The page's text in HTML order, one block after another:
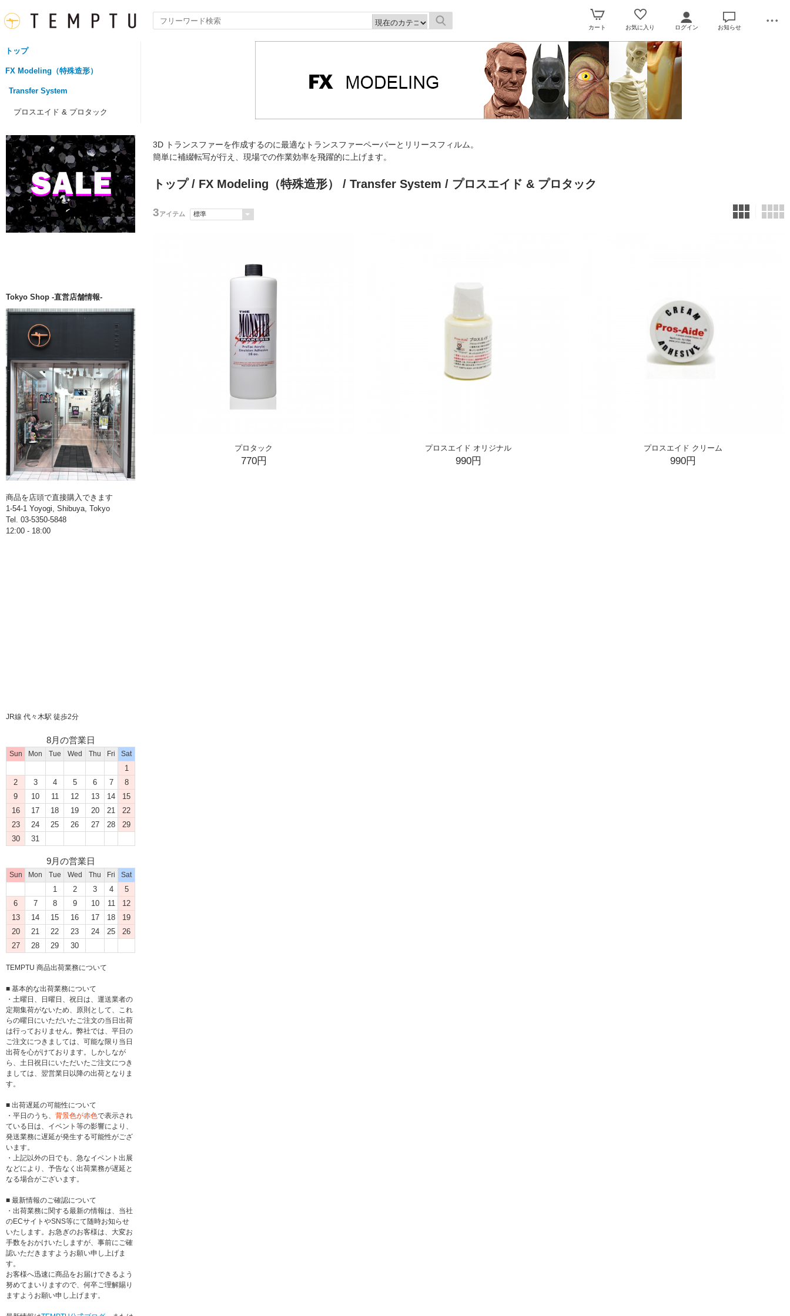
カート お気に入り ログイン お知らせ
トップ
FX Modeling（特殊造形）
Transfer System
プロスエイド & プロタック
Tokyo Shop -直営店舗情報-
商品を店頭で直接購入できます
1-54-1 Yoyogi, Shibuya, Tokyo
Tel. 03-5350-5848
12:00 - 18:00
JR線 代々木駅 徒歩2分
8月の営業日
Sun Mon Tue Wed Thu Fri Sat
1
2
3 4 5 6 7
8
9
10 11 12 13 14
15
16
17 18 19 20 21
22
23
24 25 26 27 28
29
30
31
9月の営業日
Sun Mon Tue Wed Thu Fri Sat
1 2 3 4
5
6
7 8 9 10 11
12
13
14 15 16 17 18
19
20
21 22 23 24 25
26
27
28 29 30
TEMPTU 商品出荷業務について
■ 基本的な出荷業務について
・土曜日、日曜日、祝日は、運送業者の
定期集荷がないため、原則として、これ
らの曜日にいただいたご注文の当日出荷
は行っておりません。弊社では、平日の
ご注文につきましては、可能な限り当日
出荷を心がけております。しかしなが
ら、土日祝日にいただいたご注文につき
ましては、翌営業日以降の出荷となりま
す。
■ 出荷遅延の可能性について
・平日のうち、 背景色が赤色で表示され
ている日は、イベント等の影響により、
発送業務に遅延が発生する可能性がござ
います。
・上記以外の日でも、急なイベント出展
などにより、予告なく出荷業務が遅延と
なる場合がございます。
■ 最新情報のご確認について
・出荷業務に関する最新の情報は、当社
のECサイトやSNS等にて随時お知らせ
いたします。お急ぎのお客様は、大変お
手数をおかけいたしますが、事前にご確
認いただきますようお願い申し上げま
す。
お客様へ迅速に商品をお届けできるよう
努めてまいりますので、何卒ご理解賜り
ますようお願い申し上げます。
3D トランスファーを作成するのに最適なトランスファーペーパーとリリースフィルム。
簡単に補綴転写が行え、現場での作業効率を飛躍的に上げます。
トップ/ FX Modeling（特殊造形） / Transfer System / プロスエイド & プロタック
3アイテム
プロタック
770円
プロスエイド オリジナル
990円
プロスエイド クリーム
990円